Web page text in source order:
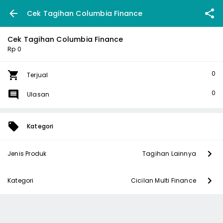
Cek Tagihan Columbia Finance
Cek Tagihan Columbia Finance
Rp 0
Terjual 0
Ulasan 0
Kategori
Jenis Produk Tagihan Lainnya
Kategori Cicilan Multi Finance